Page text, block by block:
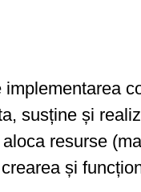
susține și
resurse
și